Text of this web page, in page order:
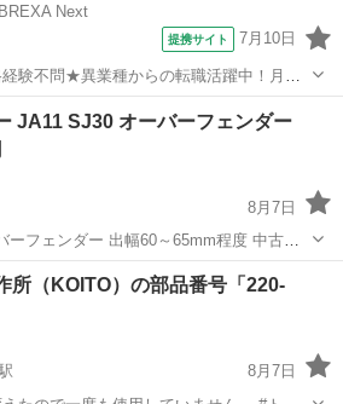
Next
提携サイト 7月10日
経験不問★異業種からの転職活躍中！月収
事前対応可◎即日入寮OK！寮費はずっと
任旅費会社負担！工場まで無料送迎あり
気の工場の...
JA11 SJ30 オーバーフェンダー
8月7日
ーフェンダー 出幅60～65mm程度 中古で
お願いします🙇‍♂️ ※メッセージの
途中でもお引き取りに来て頂けるお話が
駅 外装、車外用品 フェンダー
所（KOITO）の部品番号「220-
8月7日